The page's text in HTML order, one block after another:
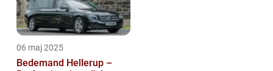
06 maj 2025
Bedemand Hellerup –